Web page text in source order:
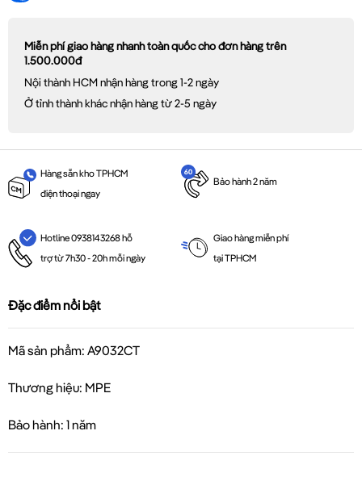
Miễn phí giao hàng nhanh toàn quốc cho đơn hàng trên
1.500.000đ
Nội thành HCM nhận hàng trong 1-2 ngày
Ở tỉnh thành khác nhận hàng từ 2-5 ngày
Hàng sẵn kho TPHCM
điện thoại ngay
Bảo hành 2 năm
Hotline 0938143268 hỗ
trợ từ 7h30 - 20h mỗi ngày
Giao hàng miễn phí
tại TPHCM
Đặc điểm nổi bật
Mã sản phẩm: A9032CT
Thương hiệu: MPE
Bảo hành: 1 năm